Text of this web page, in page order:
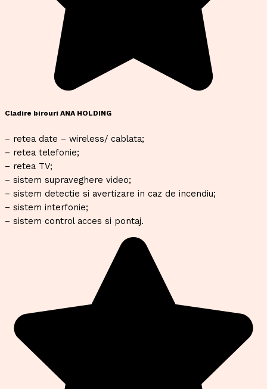
Cladire birouri ANA HOLDING
– retea date – wireless/ cablata;
– retea telefonie;
– retea TV;
– sistem supraveghere video;
– sistem detectie si avertizare in caz de incendiu;
– sistem interfonie;
– sistem control acces si pontaj.